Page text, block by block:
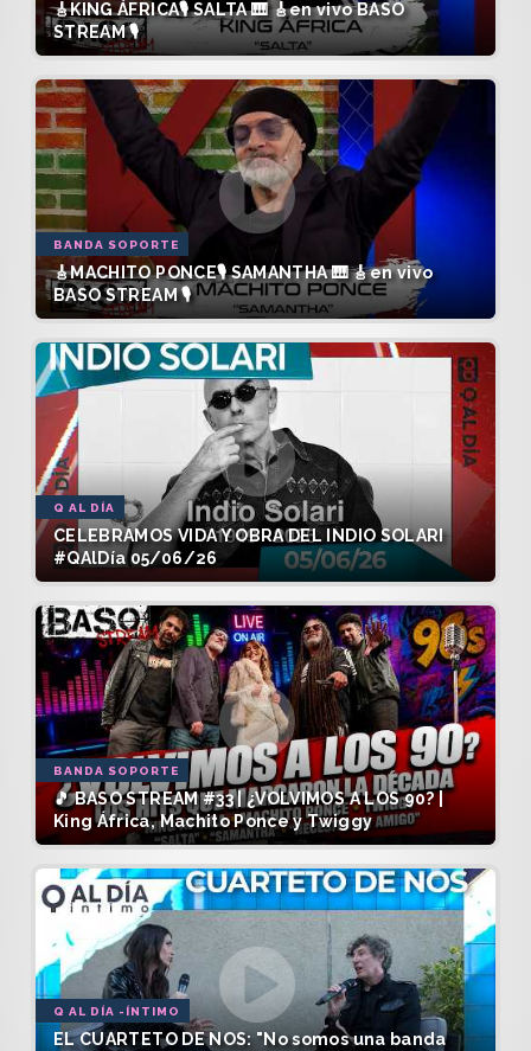
🎸KING ÁFRICA🎙️ SALTA 🎹 🎸en vivo BASO
STREAM 🎙️
BANDA SOPORTE
🎸MACHITO PONCE🎙️ SAMANTHA 🎹 🎸en vivo
BASO STREAM 🎙️
Q AL DÍA
CELEBRAMOS VIDA Y OBRA DEL INDIO SOLARI
#QAlDía 05/06/26
BANDA SOPORTE
🎵 BASO STREAM #33 | ¿VOLVIMOS A LOS 90? |
King África, Machito Ponce y Twiggy
Q AL DÍA -ÍNTIMO
EL CUARTETO DE NOS: "No somos una banda